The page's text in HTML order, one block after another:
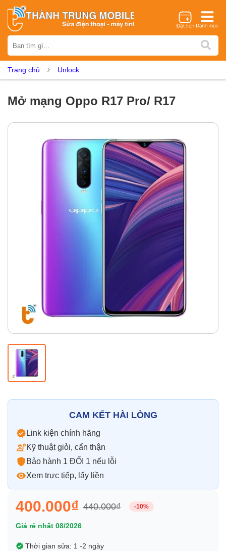
iPhone Samsung Oppo Xiaomi Realme Vivo
Dịch vụ sửa chữa
Thay loa Thay kính lưng Thay vỏ Thay chân sạc
Thay mic Thay rung Thay main Unlock - Mở Khoá
Thay màn hình
Màn hình Samsung Màn hình Oppo
Màn hình Xiaomi Màn hình Realme Màn hình Vivo
Màn hình Google Pixel
Pin Xiaomi
Vỏ iPhone Vỏ Samsung Vỏ Xiaomi Vỏ Oppo
Trang chủ Unlock
Mở mạng Oppo R17 Pro/ R17
CAM KẾT HÀI LÒNG
Link kiện chính hãng
Kỹ thuật giỏi, cẩn thận
Bảo hành 1 ĐỔI 1 nếu lỗi
Xem trực tiếp, lấy liền
400.000₫ 440.000₫ -10%
Giá rẻ nhất 08/2026
Thời gian sửa: 1 -2 ngày